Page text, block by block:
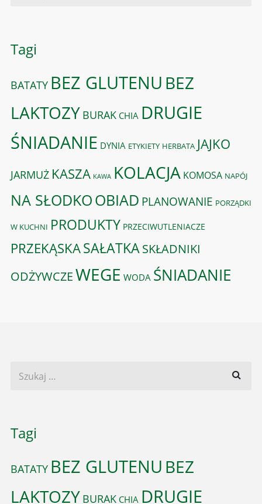
Tagi
BATATY BEZ GLUTENU BEZ
LAKTOZY BURAK CHIA DRUGIE
ŚNIADANIE DYNIA ETYKIETY HERBATA JAJKO
JARMUŻ KASZA KAWA KOLACJA KOMOSA NAPÓJ
NA SŁODKOOBIAD PLANOWANIE PORZĄDKI
W KUCHNI PRODUKTY PRZECIWUTLENIACZE
PRZEKĄSKASAŁATKASKŁADNIKI
ODŻYWCZEWEGE WODA ŚNIADANIE
Tagi
BATATY BEZ GLUTENU BEZ
LAKTOZY BURAK CHIA DRUGIE